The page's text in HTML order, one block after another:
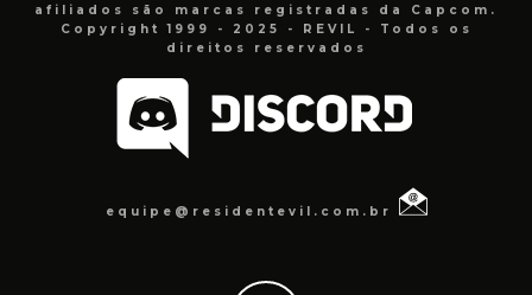
afiliados são marcas registradas da Capcom.
Copyright 1999 - 2025 - REVIL - Todos os
direitos reservados
equipe@residentevil.com.br